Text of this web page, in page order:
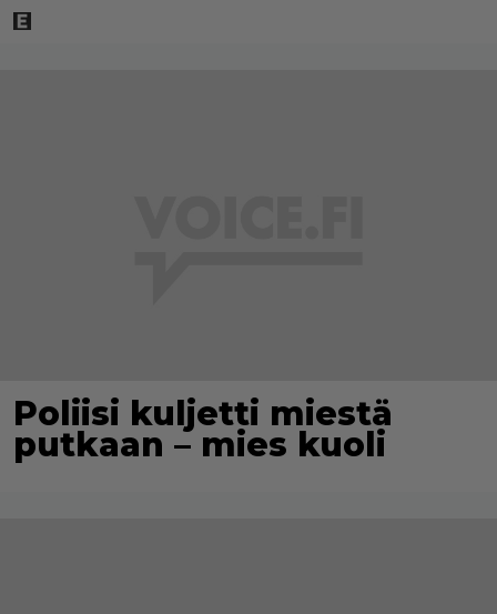
Poliisi kuljetti miestä
putkaan – mies kuoli